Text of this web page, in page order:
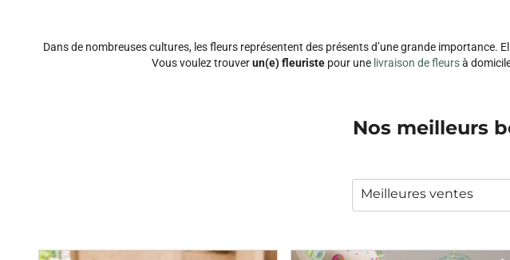
Dans de nombreuses cultures, les fleurs représentent des présents d’une grande
Vous voulez trouverun(e) fleuristepour une livraison de fleursà
Nos meilleurs